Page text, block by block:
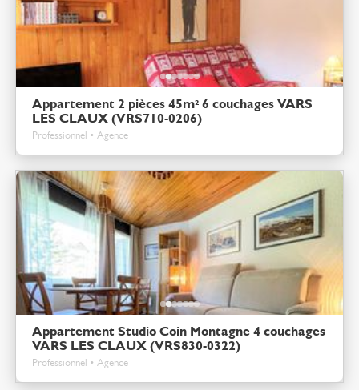
Appartement 2 pièces 45m² 6 couchages VARS
LES CLAUX (VRS710-0206)
Professionnel • Agence
Appartement Studio Coin Montagne 4 couchages
VARS LES CLAUX (VRS830-0322)
Professionnel • Agence